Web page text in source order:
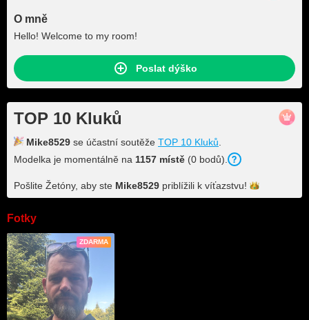
O mně
Hello! Welcome to my room!
Poslat dýško
TOP 10 Kluků
Mike8529 se účastní soutěže TOP 10 Kluků
Modelka je momentálně na 1157 místě (0 bodů).
Pošlite Žetóny, aby ste Mike8529 priblížili k víťazstvu!
Fotky
ZDARMA